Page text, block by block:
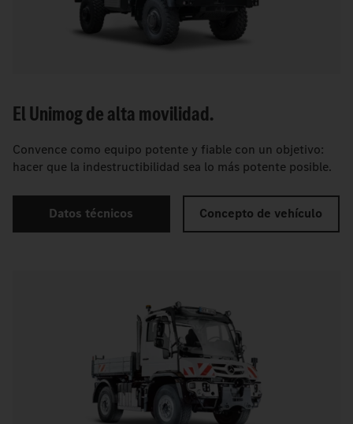
El Unimog de alta movilidad.
Convence como equipo potente y fiable con un objetivo:
hacer que la indestructibilidad sea lo más potente posible.
Datos técnicos Concepto de vehículo